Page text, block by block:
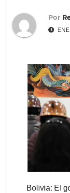
Por
Bolivia: El